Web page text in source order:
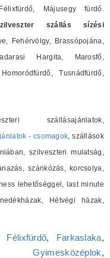
Májusegy fürdő.
szállás sízési
Fehérvölgy, Brassópojána,
Hargita, Marosfő,
Tusnádfürdő,
szállásajánlatok,
- csomagok, szállások
szilveszteri mulatság,
szánkózás, korcsolya,
lehetőséggel, last minute
Hétvégi házak,
Félixfürdő, Farkaslaka,
Gyimesközéplok,